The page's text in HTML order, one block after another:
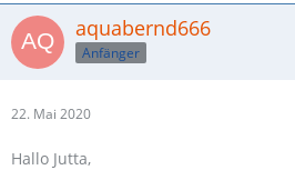
aquabernd666
Anfänger
22. Mai 2020
Hallo Jutta,